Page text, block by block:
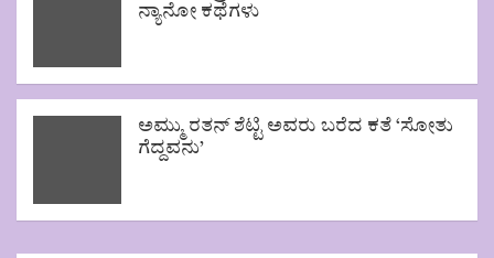
ನ್ಯಾನೋ ಕಥೆಗಳು
ಅಮ್ಮು ರತನ್ ಶೆಟ್ಟಿ ಅವರು ಬರೆದ ಕತೆ ‘ಸೋತು
ಗೆದ್ದವನು’